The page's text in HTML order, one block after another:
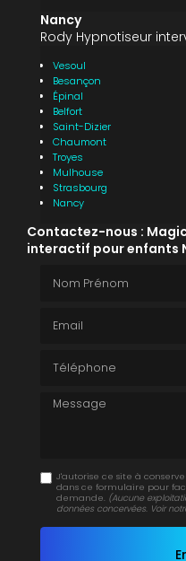
Nancy
Rody Hypnotiseur
Vesoul
Besançon
Épinal
Belfort
Saint-Dizier
Chaumont
Troyes
Mulhouse
Strasbourg
Nancy
Contactez-nous :
interactif pour enfants
Message
J'autorise ce site à
dans ce formulaire pour
demande. (Aucune
données concervées. Voir